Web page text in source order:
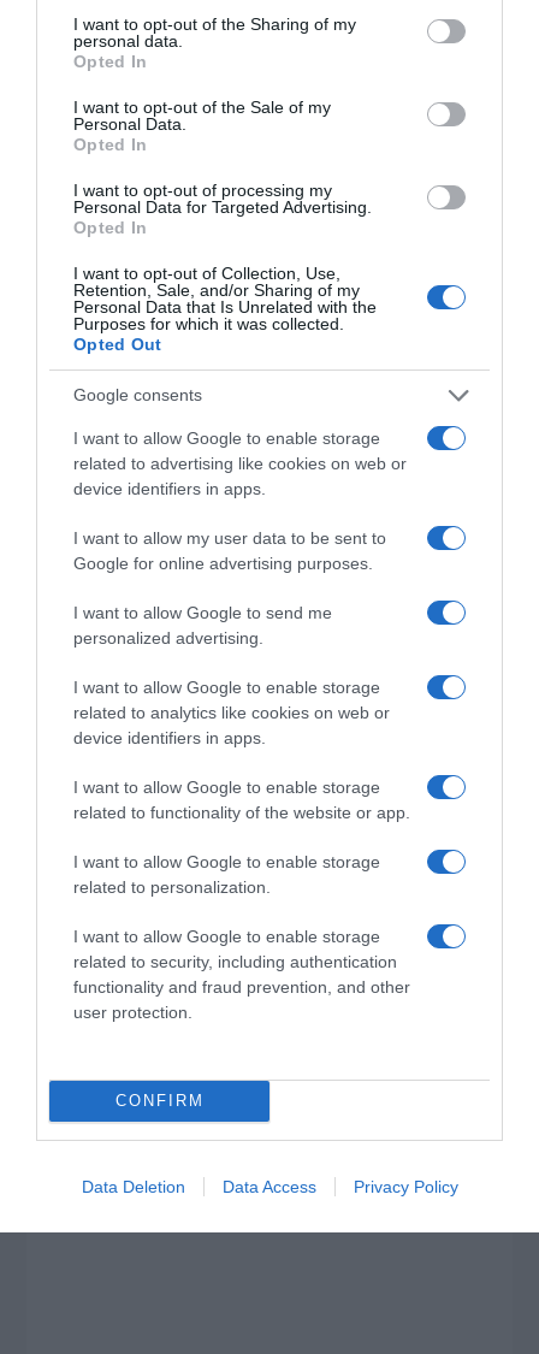
not limited to your visit or usage behaviour. You may click to
grant or deny consent to Google and its third-party tags to
use your data for below specified purposes in below Google
consent section.
I want to opt-out of the Sharing of my
personal data.
Opted In
I want to opt-out of the Sale of my
Personal Data.
Opted In
I want to opt-out of processing my
Personal Data for Targeted Advertising.
Opted In
I want to opt-out of Collection, Use,
Retention, Sale, and/or Sharing of my
Personal Data that Is Unrelated with the
Purposes for which it was collected.
Opted Out
Google consents
I want to allow Google to enable storage
related to advertising like cookies on web or
device identifiers in apps.
I want to allow my user data to be sent to
Google for online advertising purposes.
I want to allow Google to send me
personalized advertising.
I want to allow Google to enable storage
related to analytics like cookies on web or
device identifiers in apps.
I want to allow Google to enable storage
related to functionality of the website or app.
I want to allow Google to enable storage
related to personalization.
I want to allow Google to enable storage
related to security, including authentication
functionality and fraud prevention, and other
user protection.
CONFIRM
Data Deletion Data Access Privacy Policy
ΔΙΑΒΑΣΤΕ ΚΑΙ ΤΑ ΠΑΡΑΚΑΤΩ
Τίτλοι τέλους
συμβολισμός και η αλλαγή του καιρού
Κάποιοι εντός ΕΛΑΣ εκθέτουν τον Τσίπρα
Ο καιρός των επομένων ημερών: Κανονικός
Αύγουστος με δυνατούς βοριάδες και σταδιακή
LIVE: Η Θεία Λειτουργία της Μεταμορφώσεως του
Ουδεμία ενημέρωση για τις συνομιλίες με τη Λιβύη